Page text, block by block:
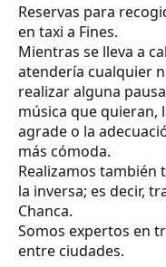
Reservas para
en taxi a Fines.
Mientras se lleva a
atendería cualquier
realizar alguna
música que quieran,
agrade o la
más cómoda.
Realizamos también
la inversa; es decir,
Chanca.
Somos expertos en
entre ciudades.